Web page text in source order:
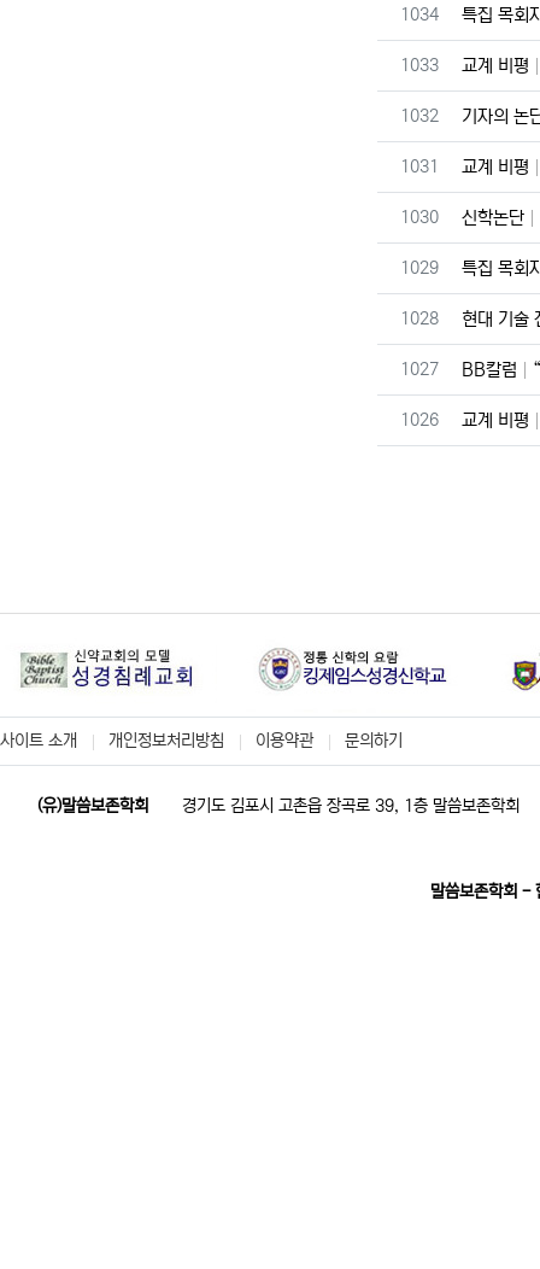
번호
1034 특집 목회
번호
1033 교계 비평
번호
1032 기자의 논
번호
1031 교계 비평
번호
1030 신학논단
번호
1029 특집 목회
번호
1028 현대 기술
번호
1027 BB칼럼
번호
1026 교계 비평
사이트 소개 개인정보처리방침 이용약관 문의하기
(유)말씀보존학회 경기도 김포시 고촌읍 장곡로 39, 1층 말씀보존학회
말씀보존학회 -